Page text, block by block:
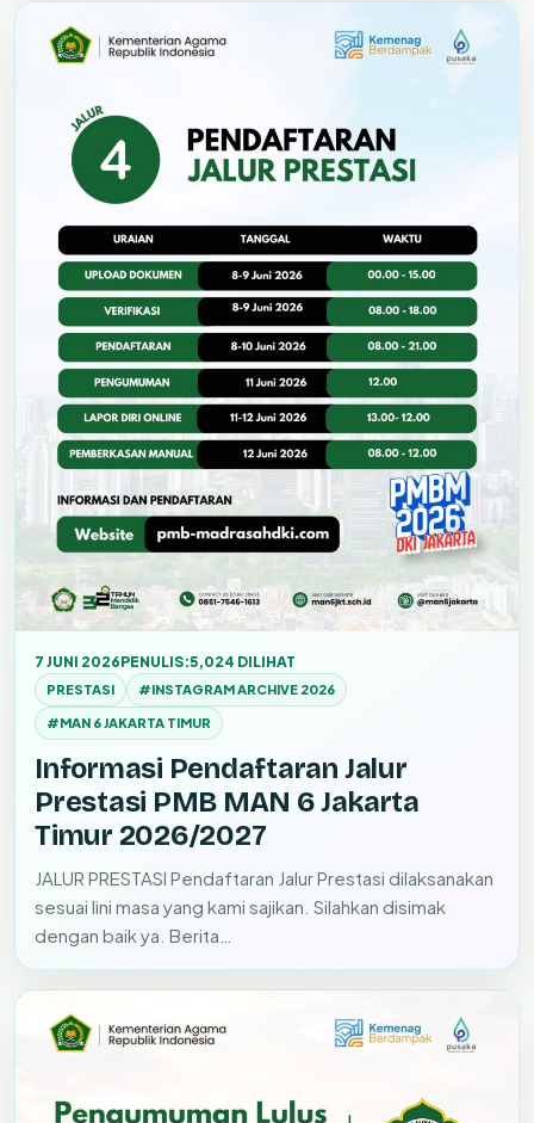
7 JUNI 2026PENULIS:5,024 DILIHAT
PRESTASI #INSTAGRAM ARCHIVE 2026
#MAN 6 JAKARTA TIMUR
Informasi Pendaftaran Jalur
Prestasi PMB MAN 6 Jakarta
Timur 2026/2027
JALUR PRESTASI Pendaftaran Jalur Prestasi dilaksanakan
sesuai lini masa yang kami sajikan. Silahkan disimak
dengan baik ya. Berita…